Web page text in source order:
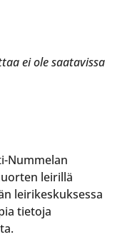
ei ole saatavissa
Nummelan
leirillä
leirikeskuksessa
tietoja